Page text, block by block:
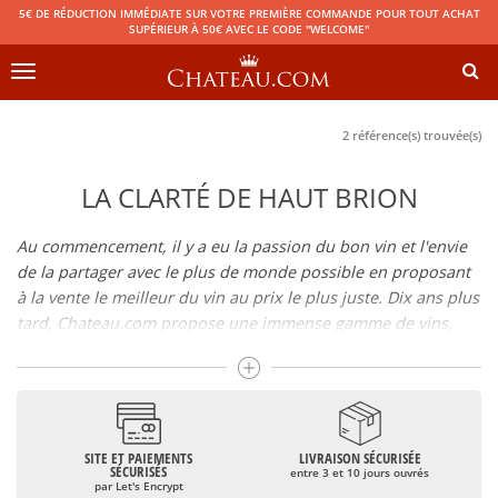
5€ DE RÉDUCTION IMMÉDIATE SUR VOTRE PREMIÈRE COMMANDE POUR TOUT ACHAT
SUPÉRIEUR À 50€ AVEC LE CODE "WELCOME"
Toggle
2 référence(s) trouvée(s)
LA CLARTÉ DE HAUT BRION
Au commencement, il y a eu la passion du bon vin et l'envie
de la partager avec le plus de monde possible en proposant
à la vente le meilleur du vin au prix le plus juste. Dix ans plus
tard, Chateau.com propose une immense gamme de vins,
Boire du bon vin ne doit pas être une question de budget
De 10 à plus de 10000 euros, vous trouverez ici les meilleurs
vins et champagnes, qu'ils soient confidentiels ou qu'ils
soient mondialement reconnus comme le Château Mouton
SITE ET PAIEMENTS
SÉCURISÉS
par Let's Encrypt
LIVRAISON SÉCURISÉE
entre 3 et 10 jours ouvrés